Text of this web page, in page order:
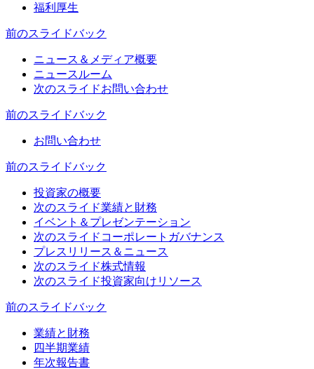
福利厚生
前のスライドバック
ニュース＆メディア概要
ニュースルーム
次のスライドお問い合わせ
前のスライドバック
お問い合わせ
前のスライドバック
投資家の概要
次のスライド業績と財務
イベント＆プレゼンテーション
次のスライド コーポレートガバナンス
プレスリリース＆ニュース
次のスライド株式情報
次のスライド投資家向けリソース
前のスライドバック
業績と財務
四半期業績
年次報告書